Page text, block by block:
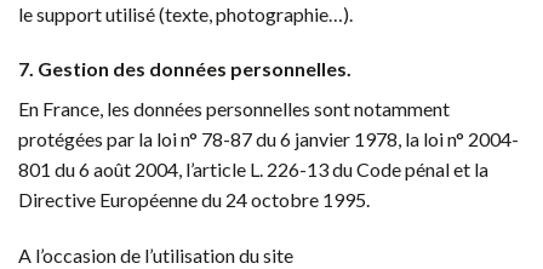
le support utilisé (texte, photographie…).
7. Gestion des données personnelles.
En France, les données personnelles sont notamment
protégées par la loi n° 78-87 du 6 janvier 1978, la loi n° 2004-
801 du 6 août 2004, l’article L. 226-13 du Code pénal et la
Directive Européenne du 24 octobre 1995.
A l’occasion de l’utilisation du site